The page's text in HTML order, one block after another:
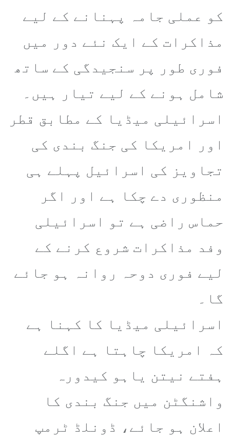
کو عملی جامہ پہنانے کے لیے
مذاکرات کے ایک نئے دور میں
فوری طور پر سنجیدگی کے ساتھ
شامل ہونے کے لیے تیار ہیں۔
اسرائیلی میڈیا کے مطابق قطر
اور امریکا کی جنگ بندی کی
تجاویز کی اسرائیل پہلے ہی
منظوری دے چکا ہے اور اگر
حماس راضی ہے تو اسرائیلی
وفد مذاکرات شروع کرنے کے
لیے فوری دوحہ روانہ ہو جائے
گا۔
اسرائیلی میڈیا کا کہنا ہے
کہ امریکا چاہتا ہے اگلے
ہفتے نیتن یاہو کیدورہ
واشنگٹن میں جنگ بندی کا
اعلان ہو جائے، ڈونلڈ ٹرمپ